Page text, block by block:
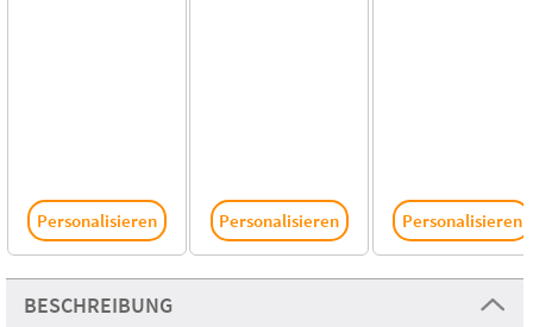
Personalisieren Personalisieren Personalisieren
BESCHREIBUNG